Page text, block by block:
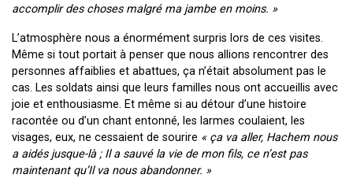
accomplir des choses malgré ma jambe en moins. »
L’atmosphère nous a énormément surpris lors de ces visites.
Même si tout portait à penser que nous allions rencontrer des
personnes affaiblies et abattues, ça n’était absolument pas le
cas. Les soldats ainsi que leurs familles nous ont accueillis avec
joie et enthousiasme. Et même si au détour d’une histoire
racontée ou d’un chant entonné, les larmes coulaient, les
visages, eux, ne cessaient de sourire « ça va aller, Hachem nous
a aidés jusque-là ; Il a sauvé la vie de mon fils, ce n’est pas
maintenant qu’Il va nous abandonner. »